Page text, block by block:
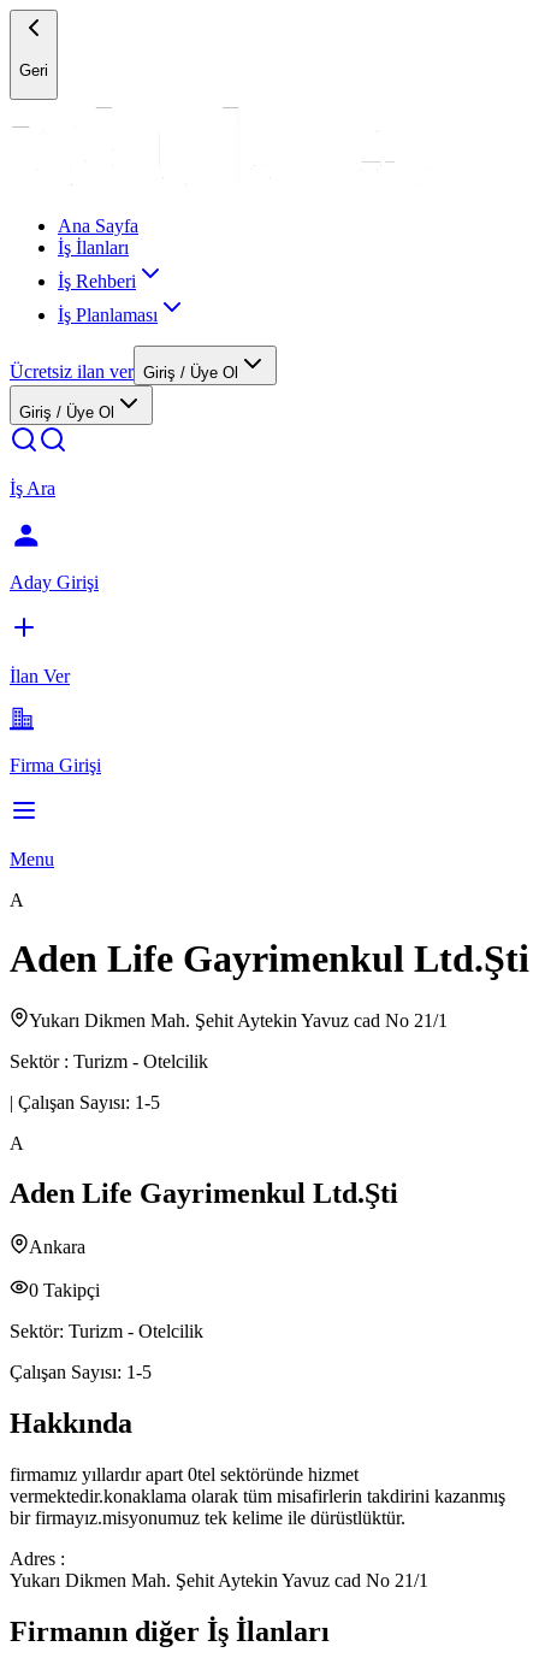
Geri
Ana Sayfa
İş İlanları
İş Rehberi
İş Planlaması
Ücretsiz ilan ver Giriş / Üye Ol
Giriş / Üye Ol
İş Ara
Aday Girişi
İlan Ver
Firma Girişi
Menu
A
Aden Life Gayrimenkul Ltd.Şti
Yukarı Dikmen Mah. Şehit Aytekin Yavuz cad No 21/1
Sektör : Turizm - Otelcilik
| Çalışan Sayısı: 1-5
A
Aden Life Gayrimenkul Ltd.Şti
Ankara
0 Takipçi
Sektör: Turizm - Otelcilik
Çalışan Sayısı: 1-5
Hakkında
firmamız yıllardır apart 0tel sektöründe hizmet
vermektedir.konaklama olarak tüm misafirlerin takdirini kazanmış
bir firmayız.misyonumuz tek kelime ile dürüstlüktür.
Adres :
Yukarı Dikmen Mah. Şehit Aytekin Yavuz cad No 21/1
Firmanın diğer İş İlanları